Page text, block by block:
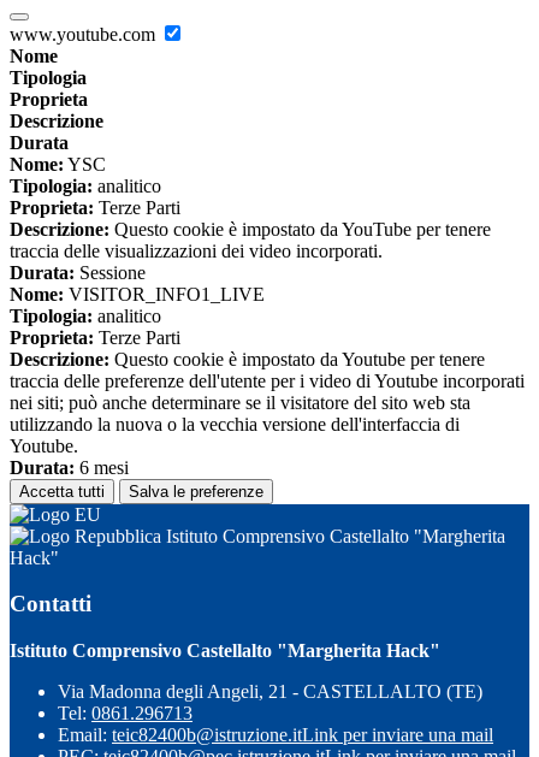
www.youtube.com
Nome
Tipologia
Proprieta
Descrizione
Durata
Nome: YSC
Tipologia: analitico
Proprieta: Terze Parti
Descrizione: Questo cookie è impostato da YouTube per tenere
traccia delle visualizzazioni dei video incorporati.
Durata: Sessione
Nome: VISITOR_INFO1_LIVE
Tipologia: analitico
Proprieta: Terze Parti
Descrizione: Questo cookie è impostato da Youtube per tenere
traccia delle preferenze dell'utente per i video di Youtube incorporati
nei siti; può anche determinare se il visitatore del sito web sta
utilizzando la nuova o la vecchia versione dell'interfaccia di
Youtube.
Durata: 6 mesi
Accetta tutti Salva le preferenze
Istituto Comprensivo Castellalto "Margherita
Hack"
Contatti
Istituto Comprensivo Castellalto "Margherita Hack"
Via Madonna degli Angeli, 21 - CASTELLALTO (TE)
Tel: 0861.296713
Email: teic82400b@istruzione.itLink per inviare una mail